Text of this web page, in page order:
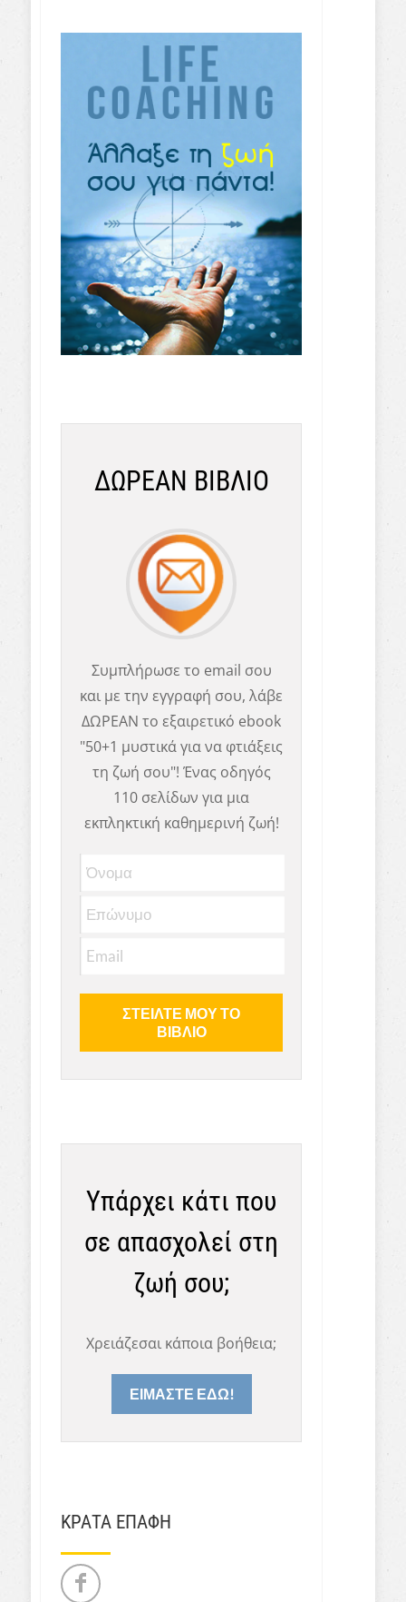
ΔΩΡΕΑΝ ΒΙΒΛΙΟ
Συμπλήρωσε το email σου
και με την εγγραφή σου, λάβε
ΔΩΡΕΑΝ το εξαιρετικό ebook
"50+1 μυστικά για να φτιάξεις
τη ζωή σου"! Ένας οδηγός
110 σελίδων για μια
εκπληκτική καθημερινή ζωή!
Υπάρχει κάτι που
σε απασχολεί στη
ζωή σου;
Χρειάζεσαι κάποια βοήθεια;
ΕΙΜΑΣΤΕ ΕΔΩ!
ΚΡΑΤΑ ΕΠΑΦΗ